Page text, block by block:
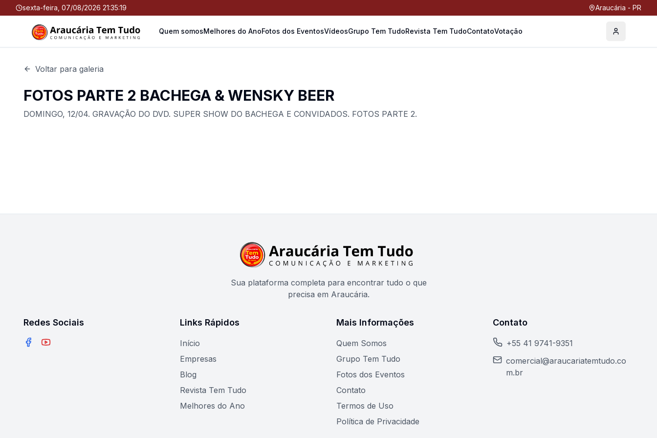
sexta-feira, 07/08/2026 21:35:19 Araucária - PR
Quem somosMelhores do AnoFotos dos EventosVídeosGrupo Tem TudoRevista Tem TudoContatoVotação Perfil
Voltar para galeria
FOTOS PARTE 2 BACHEGA & WENSKY BEER
DOMINGO, 12/04. GRAVAÇÃO DO DVD. SUPER SHOW DO BACHEGA E CONVIDADOS. FOTOS PARTE 2.
Sua plataforma completa para encontrar tudo o que
precisa em Araucária.
Redes Sociais Links Rápidos
Início
Empresas
Blog
Revista Tem Tudo
Melhores do Ano
Mais Informações
Quem Somos
Grupo Tem Tudo
Fotos dos Eventos
Contato
Termos de Uso
Política de Privacidade
Contato
+55 41 9741-9351
comercial@araucariatemtudo.co
m.br